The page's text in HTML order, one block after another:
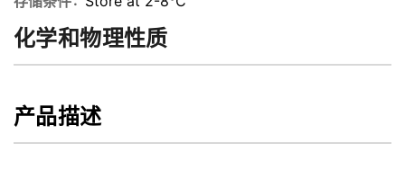
化学和物理性质
产品描述